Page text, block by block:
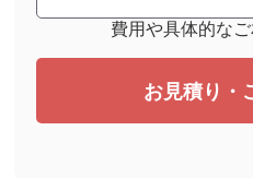
費用や具体的な
お見積り・